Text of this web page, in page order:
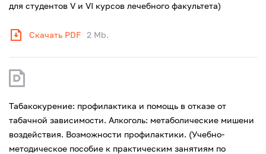
для студентов V и VI курсов лечебного факультета)
Скачать PDF 2 Mb.
Табакокурение: профилактика и помощь в отказе от
табачной зависимости. Алкоголь: метаболические мишени
воздействия. Возможности профилактики. (Учебно-
методическое пособие к практическим занятиям по